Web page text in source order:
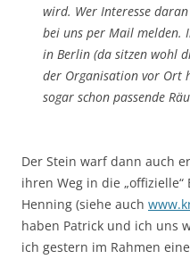
wird. Wer Interesse
bei uns per Mail melden.
in Berlin (da sitzen wohl
der Organisation vor Ort
sogar schon passende
Der Stein warf dann auch
ihren Weg in die
Henning (siehe auch
haben Patrick und ich uns
ich gestern im Rahmen